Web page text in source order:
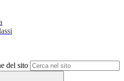
del sito